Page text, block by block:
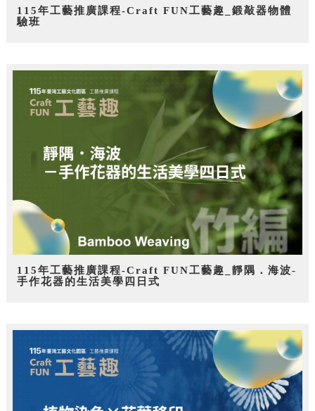
115年工藝推廣課程-Craft FUN工藝趣_鍛敲器物體
驗班
115年工藝推廣課程-Craft FUN工藝趣_靜隅．海波-
手作花器的生活美學四日式